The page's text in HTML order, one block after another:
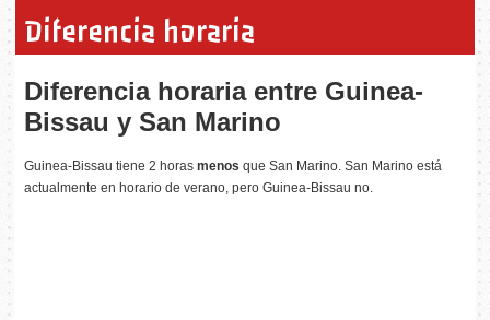
Diferencia horaria
Diferencia horaria entre Guinea-
Bissau y San Marino
Guinea-Bissau tiene 2 horasmenos que San Marino. San Marino está
actualmente en horario de verano, pero Guinea-Bissau no.